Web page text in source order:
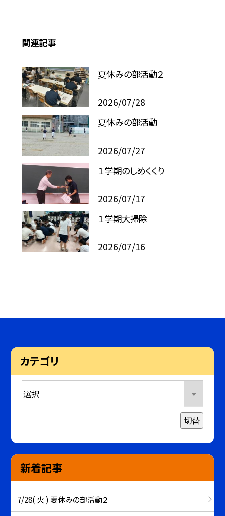
関連記事
夏休みの部活動２
2026/07/28
夏休みの部活動
2026/07/27
１学期のしめくくり
2026/07/17
１学期大掃除
2026/07/16
カテゴリ
切替
新着記事
7/28( 火 ) 夏休みの部活動２